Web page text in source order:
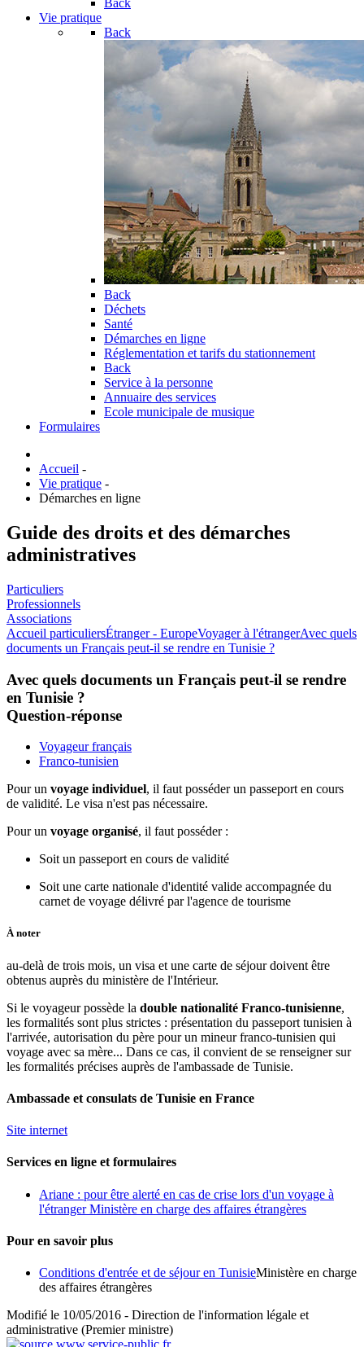
Back
Vie pratique
Back
Back
Déchets
Santé
Démarches en ligne
Réglementation et tarifs du stationnement
Back
Service à la personne
Annuaire des services
Ecole municipale de musique
Formulaires
Accueil -
Vie pratique -
Démarches en ligne
Guide des droits et des démarches
administratives
Particuliers
Professionnels
Associations
Accueil particuliersÉtranger - EuropeVoyager à l'étrangerAvec quels
documents un Français peut-il se rendre en Tunisie ?
Avec quels documents un Français peut-il se rendre
en Tunisie ?
Question-réponse
Voyageur français
Franco-tunisien
Pour un voyage individuel, il faut posséder un passeport en cours
de validité. Le visa n'est pas nécessaire.
Pour un voyage organisé, il faut posséder :
Soit un passeport en cours de validité
Soit une carte nationale d'identité valide accompagnée du
carnet de voyage délivré par l'agence de tourisme
À noter
au-delà de trois mois, un visa et une carte de séjour doivent être
obtenus auprès du ministère de l'Intérieur.
Si le voyageur possède la double nationalité Franco-tunisienne,
les formalités sont plus strictes : présentation du passeport tunisien à
l'arrivée, autorisation du père pour un mineur franco-tunisien qui
voyage avec sa mère... Dans ce cas, il convient de se renseigner sur
les formalités précises auprès de l'ambassade de Tunisie.
Ambassade et consulats de Tunisie en France
Site internet
Services en ligne et formulaires
Ariane : pour être alerté en cas de crise lors d'un voyage à
l'étranger Ministère en charge des affaires étrangères
Pour en savoir plus
Conditions d'entrée et de séjour en TunisieMinistère en charge
des affaires étrangères
Modifié le 10/05/2016 - Direction de l'information légale et
administrative (Premier ministre)